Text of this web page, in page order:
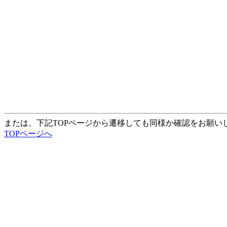
または、下記TOPページから遷移しても同様か確認をお願い
TOPページへ